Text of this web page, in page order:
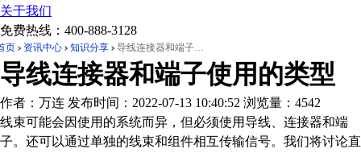
关于我们
免费热线： 400-888-3128
页 资讯中心 知识分享 导线连接器和端子使用的类型
导线连接器和端子使用的类型
作者：万连 发布时间：2022-07-13 10:40:52 浏览量：4542
线束可能会因使用的系统而异，但必须使用导线、连接器和端
子。还可以通过单独的线束和组件相互传输信号。我们将讨论直